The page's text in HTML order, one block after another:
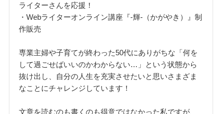
ライターさんを応援！
・Webライターオンライン講座『‐輝‐（かがやき）』制
作販売
専業主婦や子育てが終わった50代にありがちな「何を
して過ごせばいいのかわからない…」という状態から
抜け出し、自分の人生を充実させたいと思いさまざま
なことにチャレンジしています！
文章を読むのも書くのも得意ではなかった私ですが、